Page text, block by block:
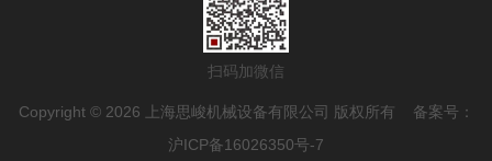
扫码加微信
Copyright © 2026 上海思峻机械设备有限公司 版权所有 备案号：
沪ICP备16026350号-7